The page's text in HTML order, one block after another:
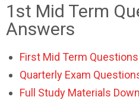
1st Mid Term
Answers
First Mid Term
Quarterly Exam
Full Study Materials